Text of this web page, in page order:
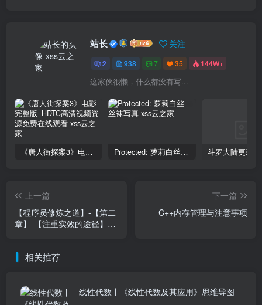
站长 关注
2 938 7 35 144W+
这家伙很懒，什么都没有写...
《唐人街探案3》电影完整版_HDTC高清视频资源免费在线观看 Protected: 萝莉白丝—丝袜写真
上一篇
【程序员修炼之道】-【第二
章】-【注重实效的途径】-
下一篇
C++内存管理与注意事项
相关推荐
线性代数丨《线性代数及其应用》思维导图